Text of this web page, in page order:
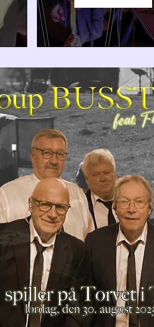
Tilmeldingen er lukket
Se andre events
kl. 20:00
Mad kan tilkøbes separat
Morten fra "Hyggelee Café"